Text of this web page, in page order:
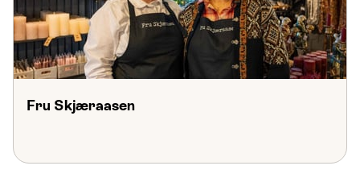
Fru Skjæraasen